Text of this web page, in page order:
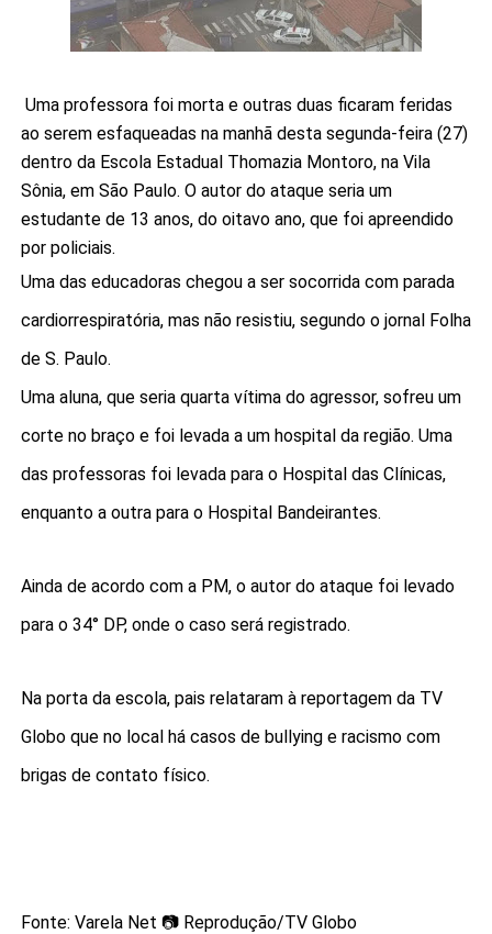
Uma professora foi morta e outras duas ficaram feridas
ao serem esfaqueadas na manhã desta segunda-feira (27)
dentro da Escola Estadual Thomazia Montoro, na Vila
Sônia, em São Paulo. O autor do ataque seria um
estudante de 13 anos, do oitavo ano, que foi apreendido
por policiais.
Uma das educadoras chegou a ser socorrida com parada
cardiorrespiratória, mas não resistiu, segundo o jornal Folha
de S. Paulo.
Uma aluna, que seria quarta vítima do agressor, sofreu um
corte no braço e foi levada a um hospital da região. Uma
das professoras foi levada para o Hospital das Clínicas,
enquanto a outra para o Hospital Bandeirantes.
Ainda de acordo com a PM, o autor do ataque foi levado
para o 34° DP, onde o caso será registrado.
Na porta da escola, pais relataram à reportagem da TV
Globo que no local há casos de bullying e racismo com
brigas de contato físico.
Fonte: Varela Net 📷 Reprodução/TV Globo